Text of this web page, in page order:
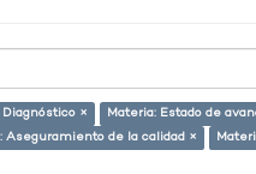
Diagnóstico × Materia: Estado de
Aseguramiento de la calidad ×